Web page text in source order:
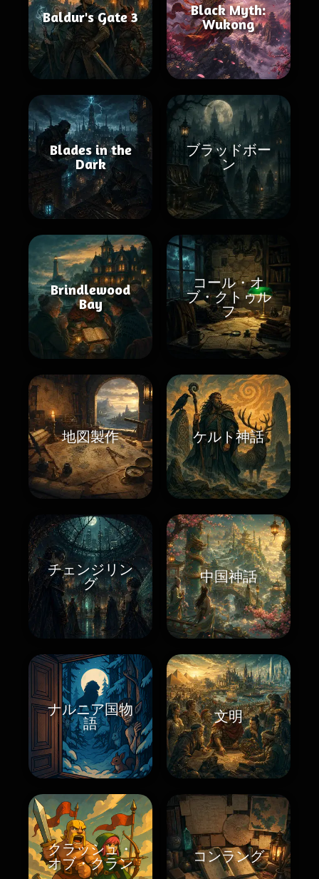
Baldur's Gate 3
Black Myth:
Wukong
Blades in the
Dark
ブラッドボー
ン
Brindlewood
Bay
コール・オ
ブ・クトゥル
フ
地図製作 ケルト神話
チェンジリン
グ
中国神話
ナルニア国物
語
文明
クラッシュ・
オブ・クラン
コンラング